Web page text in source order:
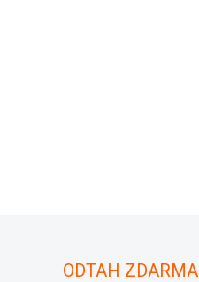
ODTAH ZDARMA